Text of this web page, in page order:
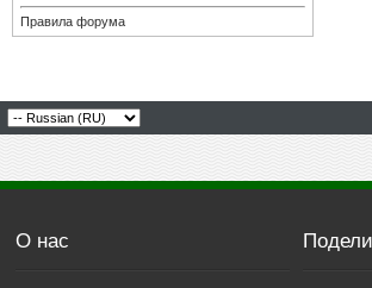
Правила форума
О нас